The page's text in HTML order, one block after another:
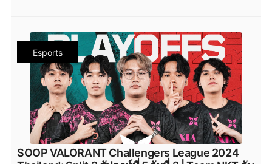
VALORANT_Challengers_2024_Split_2 #ทีมvalorant
#Riot #เกมriotgames #MiTH #mith
mith_valorant #mith.valorant #FullSense
fullsense_valorant #fullsense #full_sense
valorant_full_sense #
attackallaroud
AttackAllAround #Attack_All_Around
Attack-All-Around #AAA.Valorant #AAA
aaa_valorant #teamnkt_valorant #Team-NKT
team_nkt_valorant #XOXO_01 #XOXO_01_VALORANT
#VALORANT_XOXO_01 #riotgames #ESL #afreecatv
#afreecatv_valorant # Afreeca #FPSThailand #fps
Esports
SOOP VALORANT Challengers League 2024